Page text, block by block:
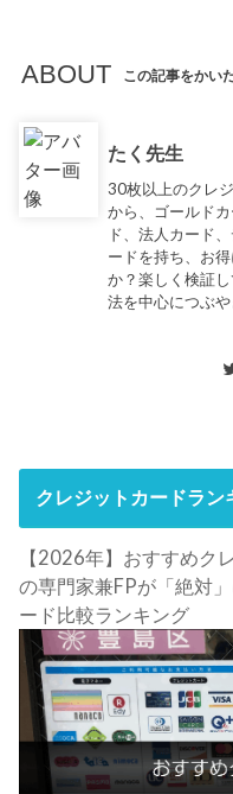
ABOUT この記事をかい
たく先生
30枚以上のクレ
から、ゴールド
ド、法人カード
ードを持ち、お
か？楽しく検証
法を中心につぶや
クレジットカードラン
【2026年】おすすめク
の専門家兼FPが「絶対
ード比較ランキング